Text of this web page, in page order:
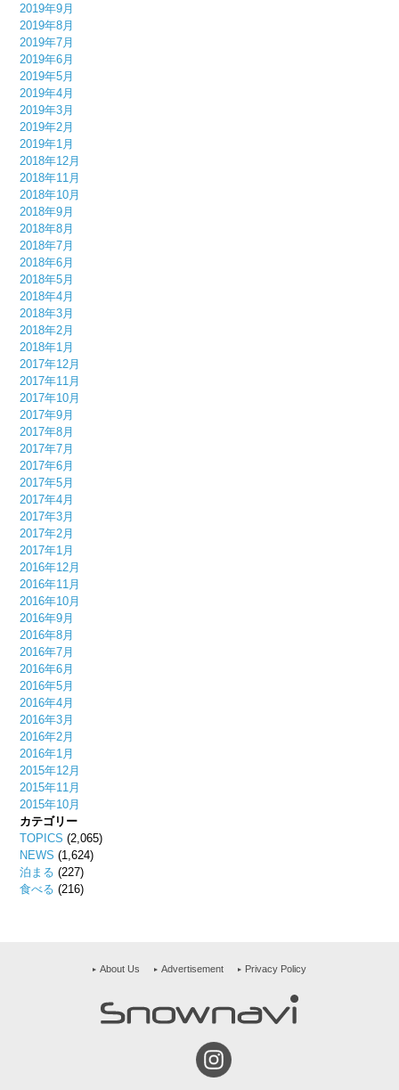
2019年9月
2019年8月
2019年7月
2019年6月
2019年5月
2019年4月
2019年3月
2019年2月
2019年1月
2018年12月
2018年11月
2018年10月
2018年9月
2018年8月
2018年7月
2018年6月
2018年5月
2018年4月
2018年3月
2018年2月
2018年1月
2017年12月
2017年11月
2017年10月
2017年9月
2017年8月
2017年7月
2017年6月
2017年5月
2017年4月
2017年3月
2017年2月
2017年1月
2016年12月
2016年11月
2016年10月
2016年9月
2016年8月
2016年7月
2016年6月
2016年5月
2016年4月
2016年3月
2016年2月
2016年1月
2015年12月
2015年11月
2015年10月
カテゴリー
TOPICS (2,065)
NEWS (1,624)
泊まる (227)
食べる (216)
About Us Advertisement Privacy Policy